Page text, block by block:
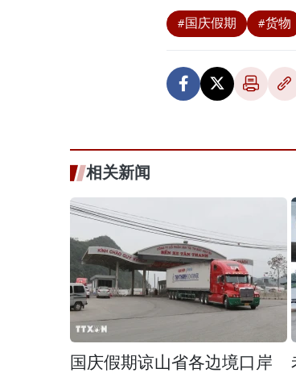
#国庆假期 #货物
相关新闻
国庆假期谅山省各边境口岸